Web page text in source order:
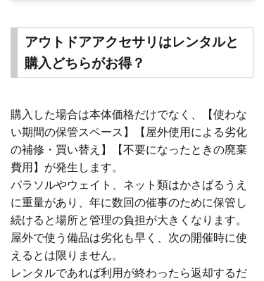
アウトドアアクセサリはレンタルと
購入どちらがお得？
購入した場合は本体価格だけでなく、【使わな
い期間の保管スペース】【屋外使用による劣化
の補修・買い替え】【不要になったときの廃棄
費用】が発生します。
パラソルやウェイト、ネット類はかさばるうえ
に重量があり、年に数回の催事のために保管し
続けると場所と管理の負担が大きくなります。
屋外で使う備品は劣化も早く、次の開催時に使
えるとは限りません。
レンタルであれば利用が終わったら返却するだ